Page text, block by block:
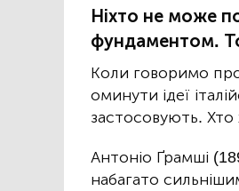
Ніхто не може
фундаментом.
Коли говоримо
оминути ідеї
застосовують. Хто
Антоніо Ґрамші
набагато